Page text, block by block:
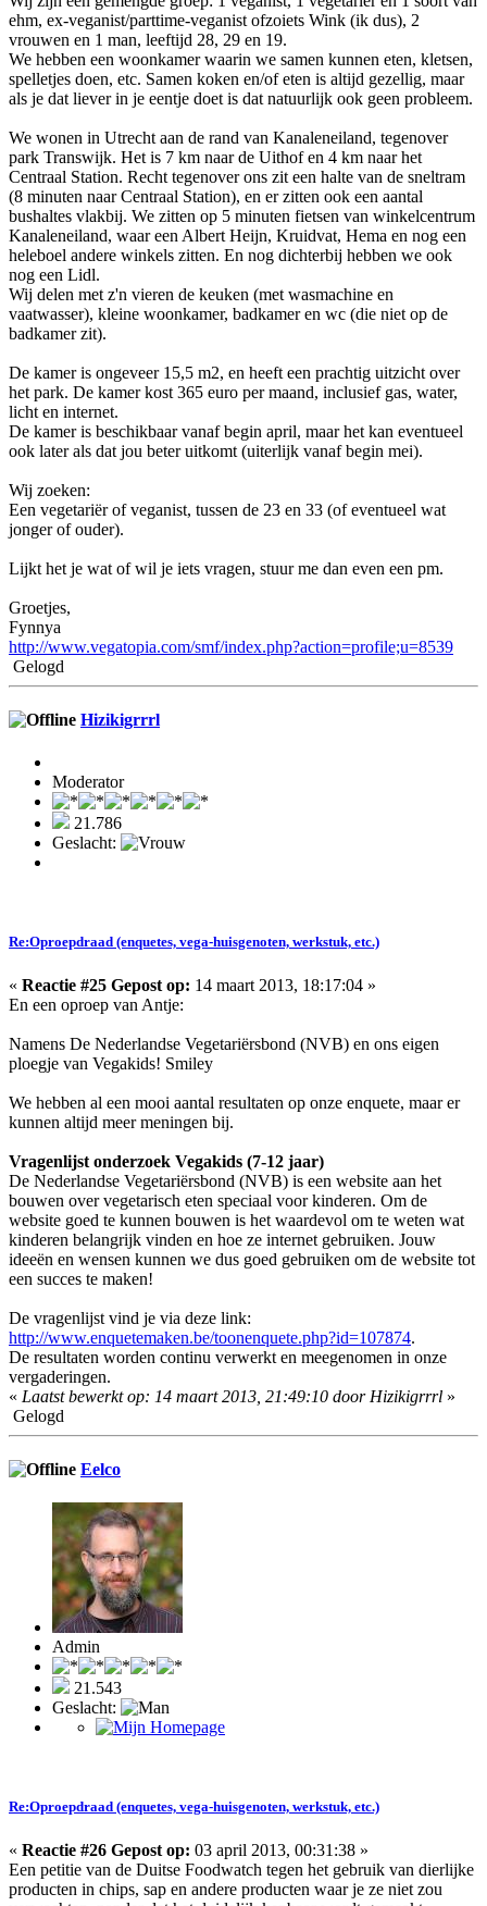
ehm, ex-veganist/parttime-veganist ofzoiets Wink (ik dus), 2
vrouwen en 1 man, leeftijd 28, 29 en 19.
We hebben een woonkamer waarin we samen kunnen eten, kletsen,
spelletjes doen, etc. Samen koken en/of eten is altijd gezellig, maar
als je dat liever in je eentje doet is dat natuurlijk ook geen probleem.
We wonen in Utrecht aan de rand van Kanaleneiland, tegenover
park Transwijk. Het is 7 km naar de Uithof en 4 km naar het
Centraal Station. Recht tegenover ons zit een halte van de sneltram
(8 minuten naar Centraal Station), en er zitten ook een aantal
bushaltes vlakbij. We zitten op 5 minuten fietsen van winkelcentrum
Kanaleneiland, waar een Albert Heijn, Kruidvat, Hema en nog een
heleboel andere winkels zitten. En nog dichterbij hebben we ook
nog een Lidl.
Wij delen met z'n vieren de keuken (met wasmachine en
vaatwasser), kleine woonkamer, badkamer en wc (die niet op de
badkamer zit).
De kamer is ongeveer 15,5 m2, en heeft een prachtig uitzicht over
het park. De kamer kost 365 euro per maand, inclusief gas, water,
licht en internet.
De kamer is beschikbaar vanaf begin april, maar het kan eventueel
ook later als dat jou beter uitkomt (uiterlijk vanaf begin mei).
Wij zoeken:
Een vegetariër of veganist, tussen de 23 en 33 (of eventueel wat
jonger of ouder).
Lijkt het je wat of wil je iets vragen, stuur me dan even een pm.
Groetjes,
Fynnya
http://www.vegatopia.com/smf/index.php?action=profile;u=8539
Gelogd
Hizikigrrrl
Moderator
21.786
Geslacht:
Re:Oproepdraad (enquetes, vega-huisgenoten, werkstuk, etc.)
« Reactie #25 Gepost op: 14 maart 2013, 18:17:04 »
En een oproep van Antje:
Namens De Nederlandse Vegetariërsbond (NVB) en ons eigen
ploegje van Vegakids! Smiley
We hebben al een mooi aantal resultaten op onze enquete, maar er
kunnen altijd meer meningen bij.
Vragenlijst onderzoek Vegakids (7-12 jaar)
De Nederlandse Vegetariërsbond (NVB) is een website aan het
bouwen over vegetarisch eten speciaal voor kinderen. Om de
website goed te kunnen bouwen is het waardevol om te weten wat
kinderen belangrijk vinden en hoe ze internet gebruiken. Jouw
ideeën en wensen kunnen we dus goed gebruiken om de website tot
een succes te maken!
De vragenlijst vind je via deze link:
http://www.enquetemaken.be/toonenquete.php?id=107874.
De resultaten worden continu verwerkt en meegenomen in onze
vergaderingen.
« Laatst bewerkt op: 14 maart 2013, 21:49:10 door Hizikigrrrl »
Gelogd
Eelco
Admin
21.543
Geslacht:
Re:Oproepdraad (enquetes, vega-huisgenoten, werkstuk, etc.)
« Reactie #26 Gepost op: 03 april 2013, 00:31:38 »
Een petitie van de Duitse Foodwatch tegen het gebruik van dierlijke
producten in chips, sap en andere producten waar je ze niet zou